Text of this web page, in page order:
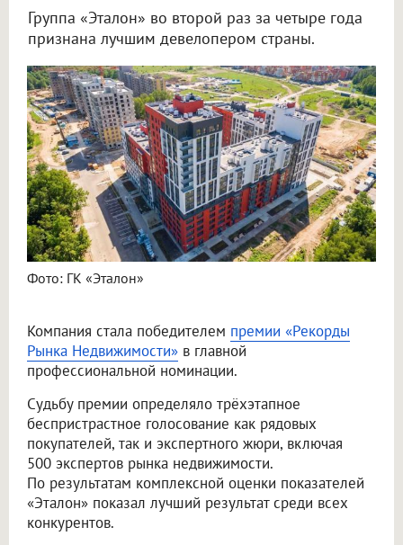
Группа «Эталон» во второй раз за четыре года
признана лучшим девелопером страны.
Фото: ГК «Эталон»
Компания стала победителем премии «Рекорды
Рынка Недвижимости» в главной
профессиональной номинации.
Судьбу премии определяло трёхэтапное
беспристрастное голосование как рядовых
покупателей, так и экспертного жюри, включая
500 экспертов рынка недвижимости.
По результатам комплексной оценки показателей
«Эталон» показал лучший результат среди всех
конкурентов.